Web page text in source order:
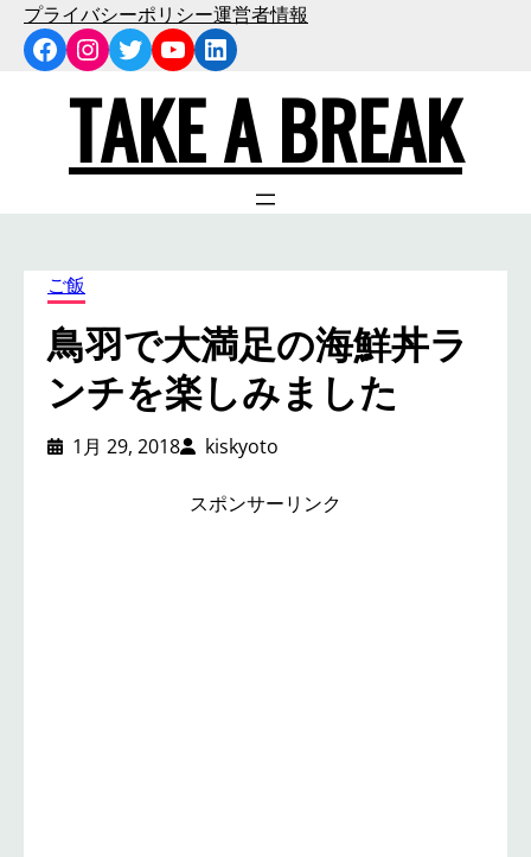
プライバシーポリシー運営者情報
Facebook
Instagram
Twitter
YouTube
LinkedIn
TAKE A BREAK
ご飯
鳥羽で大満足の海鮮丼ラ
ンチを楽しみました
1月 29, 2018 kiskyoto
スポンサーリンク